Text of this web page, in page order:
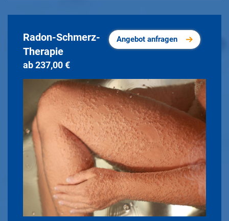
Angebot anfragen
Radon-Schmerz-
Therapie
ab 237,00 €